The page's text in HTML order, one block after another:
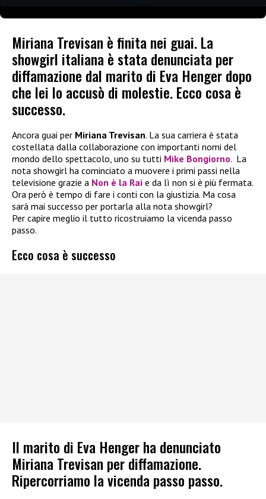
Miriana Trevisan è finita nei guai. La
showgirl italiana è stata denunciata per
diffamazione dal marito di Eva Henger dopo
che lei lo accusò di molestie. Ecco cosa è
successo.
Ancora guai per Miriana Trevisan. La sua carriera è stata
costellata dalla collaborazione con importanti nomi del
mondo dello spettacolo, uno su tutti Mike Bongiorno. La
nota showgirl ha cominciato a muovere i primi passi nella
televisione grazie a Non è la Rai e da lì non si è più fermata.
Ora però è tempo di fare i conti con la giustizia. Ma cosa
sarà mai successo per portarla alla nota showgirl?
Per capire meglio il tutto ricostruiamo la vicenda passo
passo.
Ecco cosa è successo
Il marito di Eva Henger ha denunciato
Miriana Trevisan per diffamazione.
Ripercorriamo la vicenda passo passo.